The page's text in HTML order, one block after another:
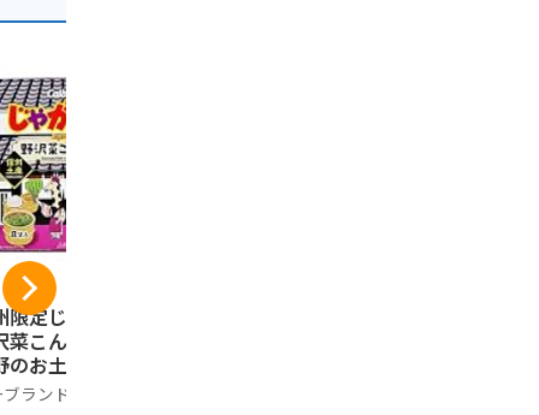
限定じゃがりこ
菜こんぶ味 信州
のお土産 スナッ
子 (1箱)
ランド品